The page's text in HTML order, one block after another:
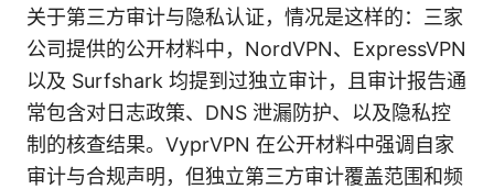
关于第三方审计与隐私认证，情况是这样的：三家
公司提供的公开材料中，NordVPN、ExpressVPN
以及 Surfshark 均提到过独立审计，且审计报告通
常包含对日志政策、DNS 泄漏防护、以及隐私控
制的核查结果。VyprVPN 在公开材料中强调自家
审计与合规声明，但独立第三方审计覆盖范围和频